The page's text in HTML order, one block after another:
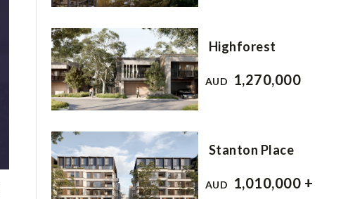
Highforest
AUD 1,270,000
Stanton Place
AUD 1,010,000 +